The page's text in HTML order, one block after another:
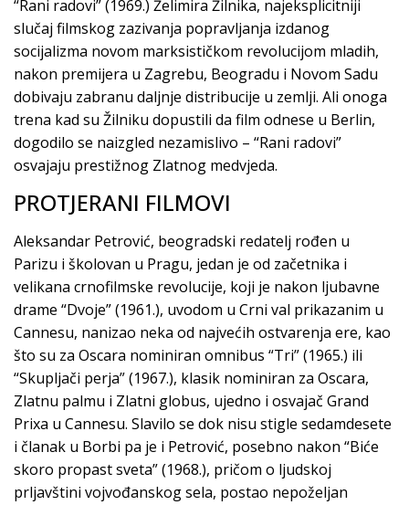
“Rani radovi” (1969.) Želimira Žilnika, najeksplicitniji
slučaj filmskog zazivanja popravljanja izdanog
socijalizma novom marksističkom revolucijom mladih,
nakon premijera u Zagrebu, Beogradu i Novom Sadu
dobivaju zabranu daljnje distribucije u zemlji. Ali onoga
trena kad su Žilniku dopustili da film odnese u Berlin,
dogodilo se naizgled nezamislivo – “Rani radovi”
osvajaju prestižnog Zlatnog medvjeda.
PROTJERANI FILMOVI
Aleksandar Petrović, beogradski redatelj rođen u
Parizu i školovan u Pragu, jedan je od začetnika i
velikana crnofilmske revolucije, koji je nakon ljubavne
drame “Dvoje” (1961.), uvodom u Crni val prikazanim u
Cannesu, nanizao neka od najvećih ostvarenja ere, kao
što su za Oscara nominiran omnibus “Tri” (1965.) ili
“Skupljači perja” (1967.), klasik nominiran za Oscara,
Zlatnu palmu i Zlatni globus, ujedno i osvajač Grand
Prixa u Cannesu. Slavilo se dok nisu stigle sedamdesete
i članak u Borbi pa je i Petrović, posebno nakon “Biće
skoro propast sveta” (1968.), pričom o ljudskoj
prljavštini vojvođanskog sela, postao nepoželjan